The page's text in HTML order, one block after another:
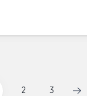
2 3